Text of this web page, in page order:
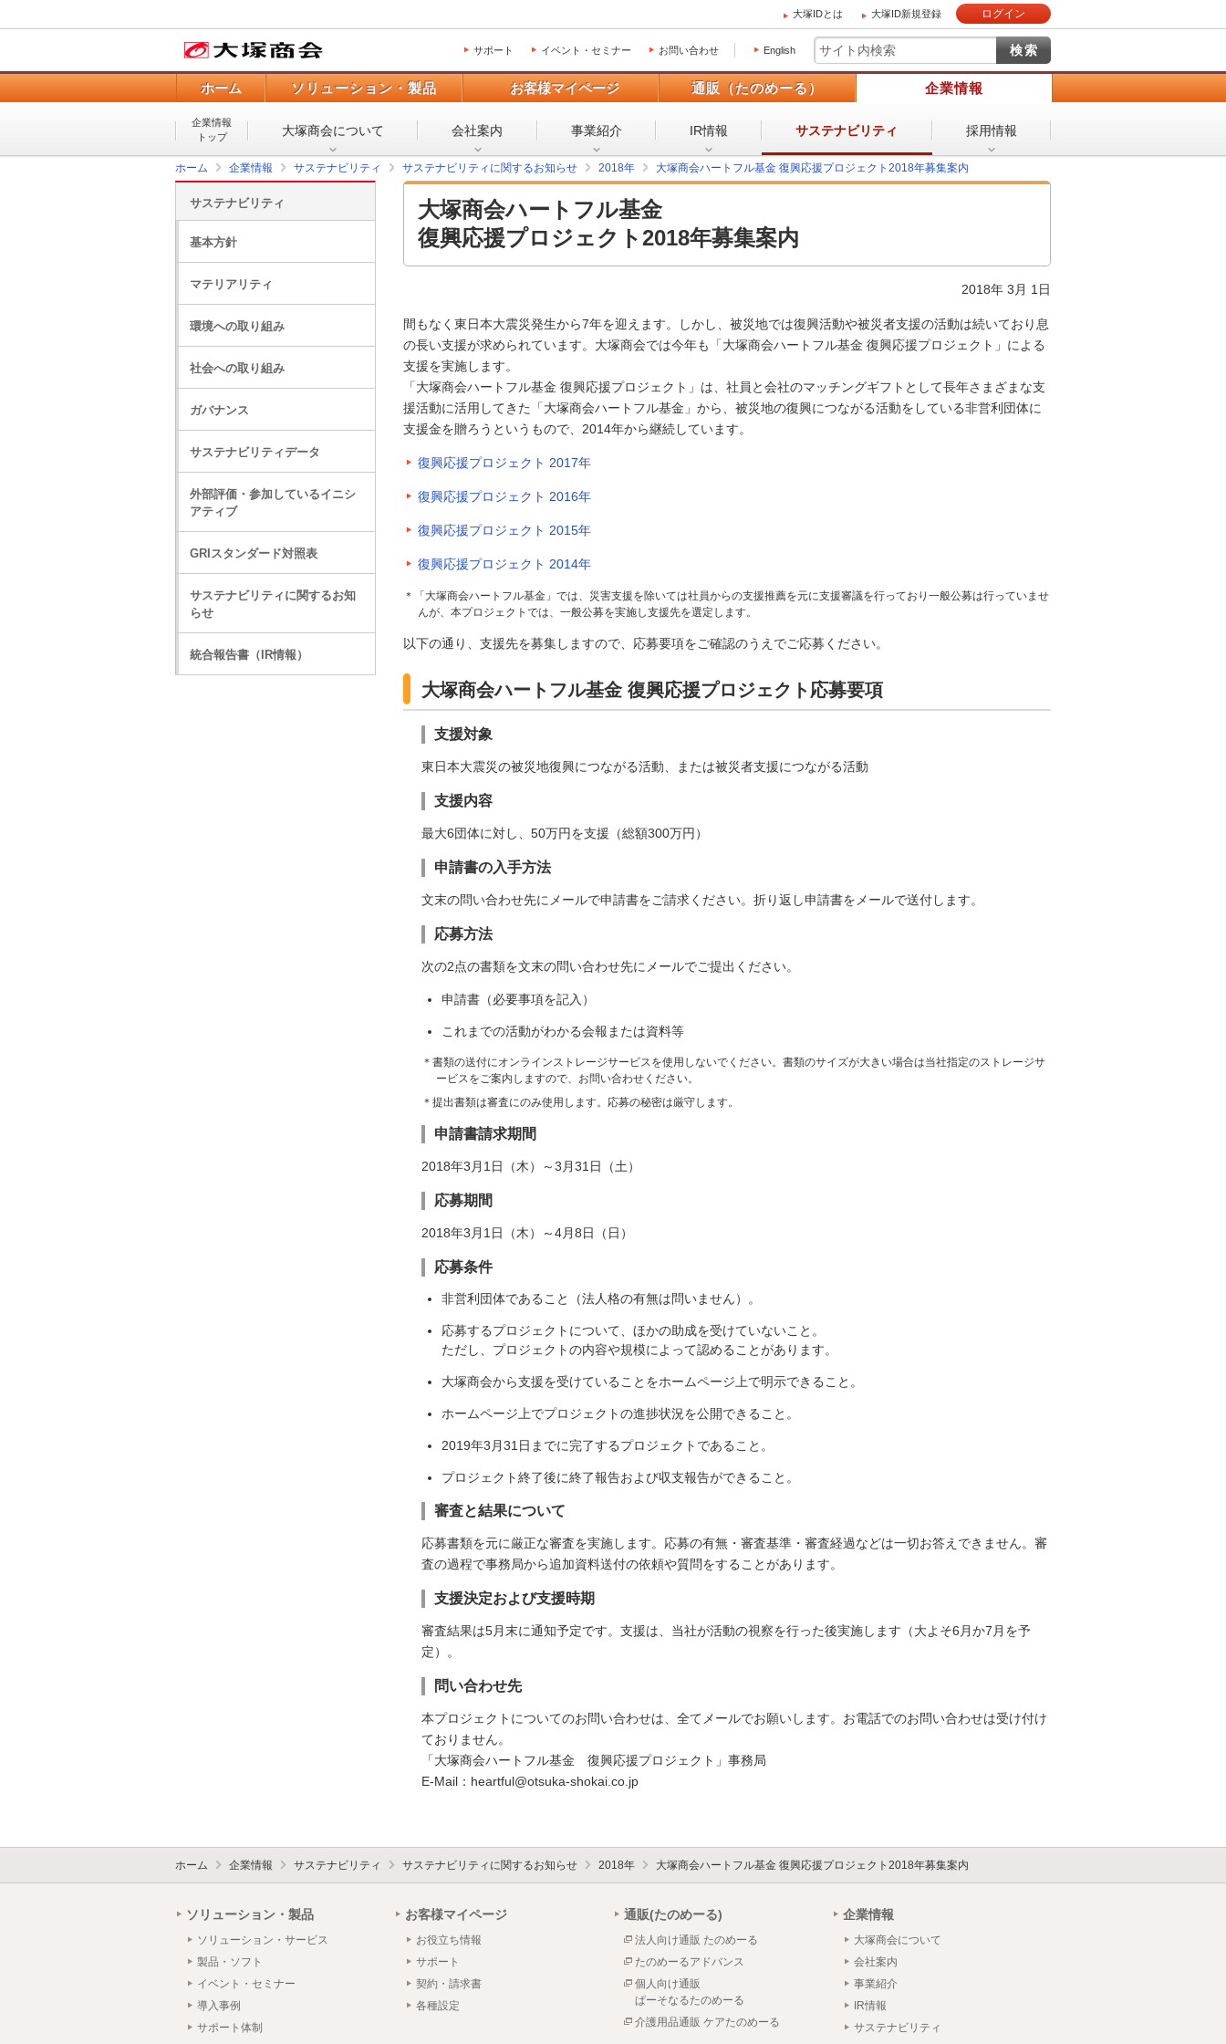
大塚IDとは 大塚ID新規登録 ログイン
サポート イベント・セミナー お問い合わせ English
ホーム ソリューション・製品 お客様マイページ 通販（たのめーる） 企業情報
企業情報
トップ
大塚商会について 会社案内 事業紹介 IR情報 サステナビリティ 採用情報
ホーム 企業情報 サステナビリティ サステナビリティに関するお知らせ 2018年 大塚商会ハートフル基金 復興応援プロジェクト2018年募集案内
大塚商会ハートフル基金
復興応援プロジェクト2018年募集案内
2018年 3月 1日
間もなく東日本大震災発生から7年を迎えます。しかし、被災地では復興活動や被災者支援の活動は続いており息
の長い支援が求められています。大塚商会では今年も「大塚商会ハートフル基金 復興応援プロジェクト」による
支援を実施します。
「大塚商会ハートフル基金 復興応援プロジェクト」は、社員と会社のマッチングギフトとして長年さまざまな支
援活動に活用してきた「大塚商会ハートフル基金」から、被災地の復興につながる活動をしている非営利団体に
支援金を贈ろうというもので、2014年から継続しています。
復興応援プロジェクト 2017年
復興応援プロジェクト 2016年
復興応援プロジェクト 2015年
復興応援プロジェクト 2014年
＊「大塚商会ハートフル基金」では、災害支援を除いては社員からの支援推薦を元に支援審議を行っており一般公募は行っていませ
んが、本プロジェクトでは、一般公募を実施し支援先を選定します。
以下の通り、支援先を募集しますので、応募要項をご確認のうえでご応募ください。
大塚商会ハートフル基金 復興応援プロジェクト応募要項
支援対象
東日本大震災の被災地復興につながる活動、または被災者支援につながる活動
支援内容
最大6団体に対し、50万円を支援（総額300万円）
申請書の入手方法
文末の問い合わせ先にメールで申請書をご請求ください。折り返し申請書をメールで送付します。
応募方法
次の2点の書類を文末の問い合わせ先にメールでご提出ください。
申請書（必要事項を記入）
これまでの活動がわかる会報または資料等
＊書類の送付にオンラインストレージサービスを使用しないでください。書類のサイズが大きい場合は当社指定のストレージサ
ービスをご案内しますので、お問い合わせください。
＊提出書類は審査にのみ使用します。応募の秘密は厳守します。
申請書請求期間
2018年3月1日（木）～3月31日（土）
応募期間
2018年3月1日（木）～4月8日（日）
応募条件
非営利団体であること（法人格の有無は問いません）。
応募するプロジェクトについて、ほかの助成を受けていないこと。
ただし、プロジェクトの内容や規模によって認めることがあります。
大塚商会から支援を受けていることをホームページ上で明示できること。
ホームページ上でプロジェクトの進捗状況を公開できること。
2019年3月31日までに完了するプロジェクトであること。
プロジェクト終了後に終了報告および収支報告ができること。
審査と結果について
応募書類を元に厳正な審査を実施します。応募の有無・審査基準・審査経過などは一切お答えできません。審
査の過程で事務局から追加資料送付の依頼や質問をすることがあります。
支援決定および支援時期
審査結果は5月末に通知予定です。支援は、当社が活動の視察を行った後実施します（大よそ6月か7月を予
定）。
問い合わせ先
本プロジェクトについてのお問い合わせは、全てメールでお願いします。お電話でのお問い合わせは受け付け
ておりません。
「大塚商会ハートフル基金 復興応援プロジェクト」事務局
E-Mail：heartful@otsuka-shokai.co.jp
サステナビリティ
基本方針
マテリアリティ
環境への取り組み
社会への取り組み
ガバナンス
サステナビリティデータ
外部評価・参加しているイニシ
アティブ
GRIスタンダード対照表
サステナビリティに関するお知
らせ
統合報告書（IR情報）
ホーム 企業情報 サステナビリティ サステナビリティに関するお知らせ 2018年 大塚商会ハートフル基金 復興応援プロジェクト2018年募集案内
ソリューション・製品
ソリューション・サービス
製品・ソフト
イベント・セミナー
導入事例
サポート体制
お客様マイページ
お役立ち情報
サポート
契約・請求書
各種設定
通販(たのめーる)
法人向け通販 たのめーる
たのめーるアドバンス
個人向け通販
ぱーそなるたのめーる
介護用品通販 ケアたのめーる
企業情報
大塚商会について
会社案内
事業紹介
IR情報
サステナビリティ